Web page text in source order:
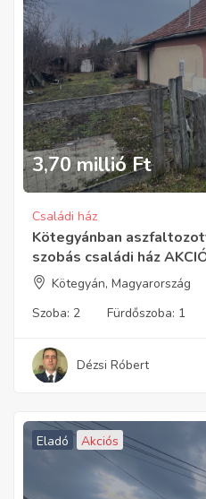
3,70 millió Ft
Családi ház
Kötegyánban
szobás családi ház
Kötegyán, Magyarország
Szoba: 2 Fürdőszoba: 1
Dézsi Róbert
Eladó Akciós